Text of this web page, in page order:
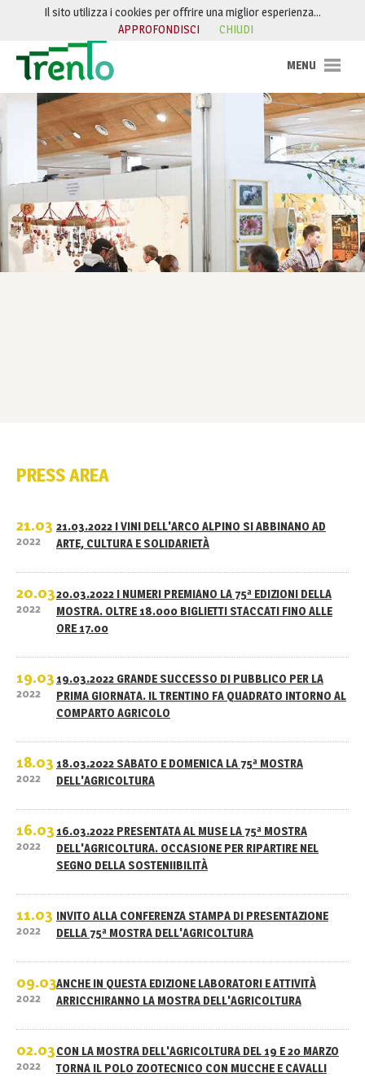
Salta al contenuto
PRESS AREA
21.03
2022
21.03.2022 I VINI DELL'ARCO ALPINO SI ABBINANO AD
ARTE, CULTURA E SOLIDARIETÀ
20.03
2022
20.03.2022 I NUMERI PREMIANO LA 75ª EDIZIONI DELLA
MOSTRA. OLTRE 18.000 BIGLIETTI STACCATI FINO ALLE
ORE 17.00
19.03
2022
19.03.2022 GRANDE SUCCESSO DI PUBBLICO PER LA
PRIMA GIORNATA. IL TRENTINO FA QUADRATO INTORNO AL
COMPARTO AGRICOLO
18.03
2022
18.03.2022 SABATO E DOMENICA LA 75ª MOSTRA
DELL'AGRICOLTURA
16.03
2022
16.03.2022 PRESENTATA AL MUSE LA 75ª MOSTRA
DELL'AGRICOLTURA. OCCASIONE PER RIPARTIRE NEL
SEGNO DELLA SOSTENIIBILITÀ
11.03
2022
INVITO ALLA CONFERENZA STAMPA DI PRESENTAZIONE
DELLA 75ª MOSTRA DELL'AGRICOLTURA
09.03
2022
ANCHE IN QUESTA EDIZIONE LABORATORI E ATTIVITÀ
ARRICCHIRANNO LA MOSTRA DELL'AGRICOLTURA
02.03
2022
CON LA MOSTRA DELL'AGRICOLTURA DEL 19 E 20 MARZO
TORNA IL POLO ZOOTECNICO CON MUCCHE E CAVALLI
Il sito utilizza i cookies per offrire una miglior esperienza…
APPROFONDISCI
CHIUDI